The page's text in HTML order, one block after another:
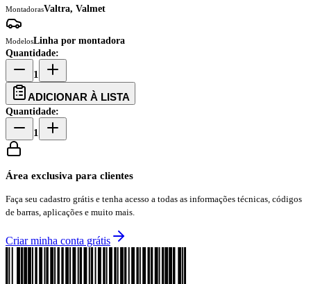
MontadorasValtra, Valmet
ModelosLinha por montadora
Quantidade:
1
ADICIONAR À LISTA
Quantidade:
1
Área exclusiva para clientes
Faça seu cadastro grátis e tenha acesso a todas as informações técnicas, códigos
de barras, aplicações e muito mais.
Criar minha conta grátis